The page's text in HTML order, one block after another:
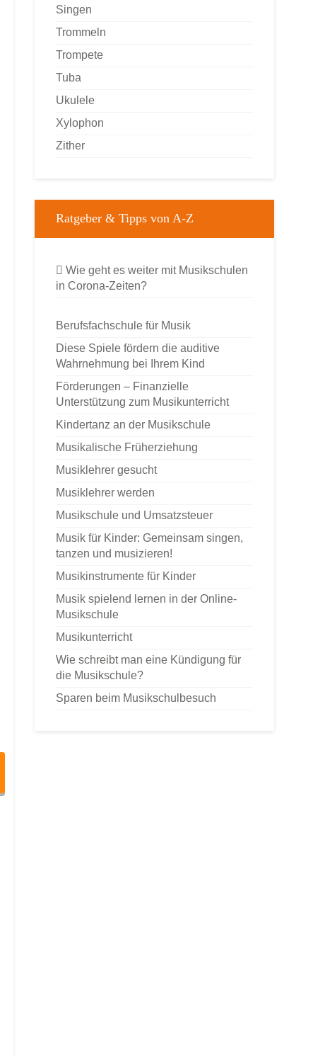
Singen
Trommeln
Trompete
Tuba
Ukulele
Xylophon
Zither
Ratgeber & Tipps von A-Z
Wie geht es weiter mit Musikschulen
in Corona-Zeiten?
Berufsfachschule für Musik
Diese Spiele fördern die auditive
Wahrnehmung bei Ihrem Kind
Förderungen – Finanzielle
Unterstützung zum Musikunterricht
Kindertanz an der Musikschule
Musikalische Früherziehung
Musiklehrer gesucht
Musiklehrer werden
Musikschule und Umsatzsteuer
Musik für Kinder: Gemeinsam singen,
tanzen und musizieren!
Musikinstrumente für Kinder
Musik spielend lernen in der Online-
Musikschule
Musikunterricht
Wie schreibt man eine Kündigung für
die Musikschule?
Sparen beim Musikschulbesuch